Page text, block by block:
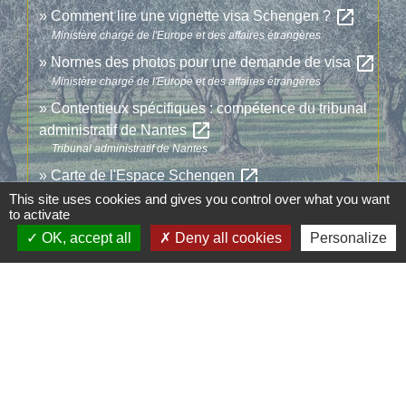
Comment lire une vignette visa Schengen ?open_in_new
Ministère chargé de l'Europe et des affaires étrangères
Normes des photos pour une demande de visaopen_in_new
Ministère chargé de l'Europe et des affaires étrangères
Contentieux spécifiques : compétence du tribunal
administratif de Nantesopen_in_new
Tribunal administratif de Nantes
Carte de l'Espace Schengenopen_in_new
Toute l'Europe
Signaler une erreur sur cette page
This site uses cookies and gives you control over what you want
to activate
OK, accept all
Deny all cookies Personalize